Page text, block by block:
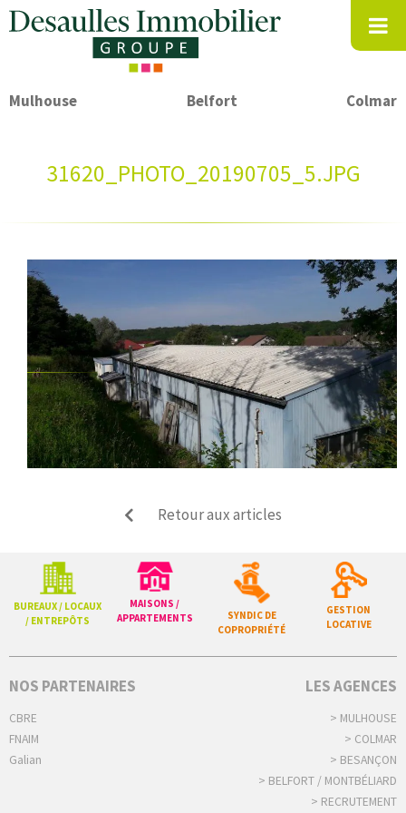
Mulhouse Belfort Colmar
31620_PHOTO_20190705_5.JPG
Retour aux articles
BUREAUX / LOCAUX
/ ENTREPÔTS
MAISONS /
APPARTEMENTS
SYNDIC DE
COPROPRIÉTÉ
GESTION
LOCATIVE
NOS PARTENAIRES
CBRE
FNAIM
Galian
LES AGENCES
> MULHOUSE
> COLMAR
> BESANÇON
> BELFORT / MONTBÉLIARD
> RECRUTEMENT